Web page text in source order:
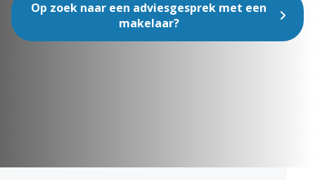
Op zoek naar een adviesgesprek met een
makelaar?